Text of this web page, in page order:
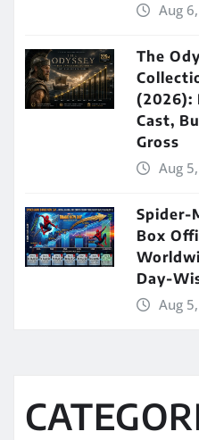
Aug
The
(2026):
Cast,
Gross
Aug
Spider-
Box
Day-
Aug